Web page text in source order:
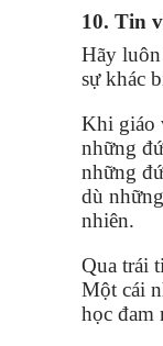
10. Tin
Hãy
sự khác
Khi giáo
những
những
dù
nhiên.
Qua trái
Một cái
học đam